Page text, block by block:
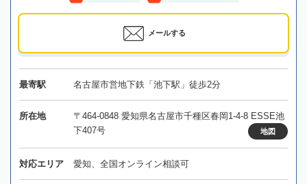
メールする
最寄駅 名古屋市営地下鉄「池下駅」徒歩2分
所在地
〒464-0848 愛知県名古屋市千種区春岡1-4-8 ESSE池
下407号
地図
対応エリア 愛知、全国オンライン相談可